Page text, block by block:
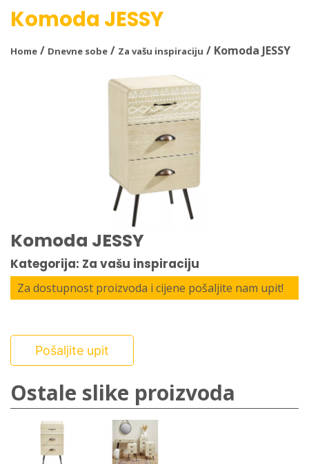
Komoda JESSY
Home / Dnevne sobe / Za vašu inspiraciju / Komoda JESSY
Komoda JESSY
Kategorija: Za vašu inspiraciju
Za dostupnost proizvoda i cijene pošaljite nam upit!
Pošaljite upit
Ostale slike proizvoda